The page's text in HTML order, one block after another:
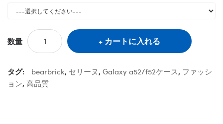
数量 カートに入れる
タグ: bearbrick, セリーヌ, Galaxy a52/f52ケース, ファッシ
ョン, 高品質